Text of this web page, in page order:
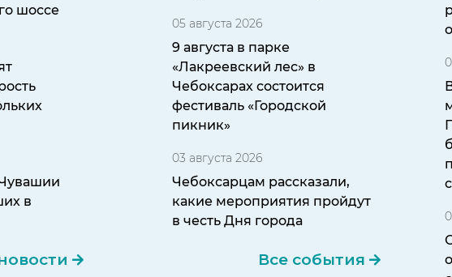
шоссе
в
05 августа 2026
9 августа в парке
«Лакреевский лес» в
Чебоксарах состоится
фестиваль «Городской
пикник»
03 августа 2026
Чебоксарцам рассказали,
какие мероприятия пройдут
в честь Дня города
Все события